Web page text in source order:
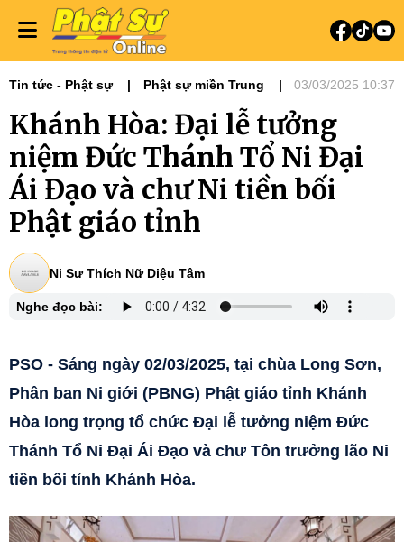
Tin tức - Phật sự
Phật sự miền Trung
03/03/2025 10:37
Khánh Hòa: Đại lễ tưởng
niệm Đức Thánh Tổ Ni Đại
Ái Đạo và chư Ni tiền bối
Phật giáo tỉnh
Ni Sư Thích Nữ Diệu Tâm
Nghe đọc bài:
PSO - Sáng ngày 02/03/2025, tại chùa Long Sơn,
Phân ban Ni giới (PBNG) Phật giáo tỉnh Khánh
Hòa long trọng tổ chức Đại lễ tưởng niệm Đức
Thánh Tổ Ni Đại Ái Đạo và chư Tôn trưởng lão Ni
tiền bối tỉnh Khánh Hòa.